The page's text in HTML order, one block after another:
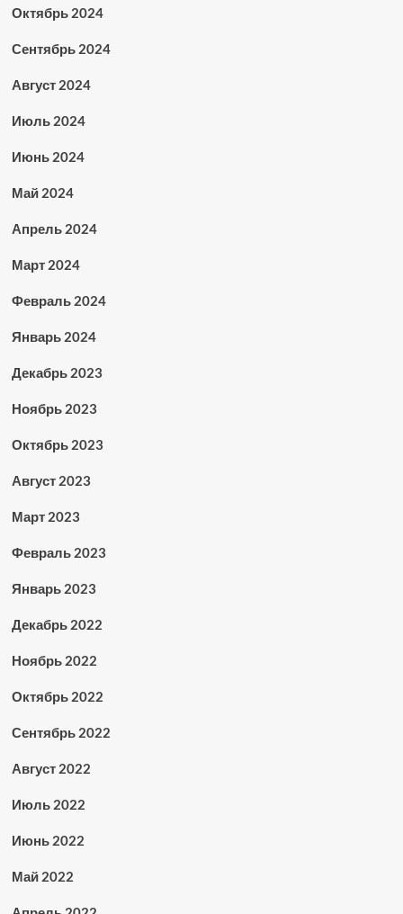
Октябрь 2024
Сентябрь 2024
Август 2024
Июль 2024
Июнь 2024
Май 2024
Апрель 2024
Март 2024
Февраль 2024
Январь 2024
Декабрь 2023
Ноябрь 2023
Октябрь 2023
Август 2023
Март 2023
Февраль 2023
Январь 2023
Декабрь 2022
Ноябрь 2022
Октябрь 2022
Сентябрь 2022
Август 2022
Июль 2022
Июнь 2022
Май 2022